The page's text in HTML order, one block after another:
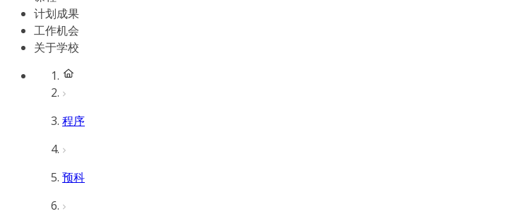
计划成果
工作机会
关于学校
程序
预科